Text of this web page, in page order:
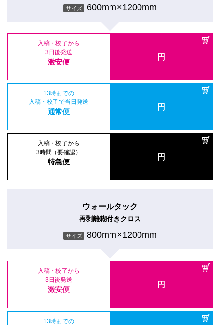
サイズ 600mm×1200mm
入稿・校了から
3日後発送
激安便
円
13時までの
入稿・校了で当日発送
通常便
円
入稿・校了から
3時間（要確認）
特急便
円
ウォールタック
再剥離糊付きクロス
サイズ 800mm×1200mm
入稿・校了から
3日後発送
激安便
円
13時までの